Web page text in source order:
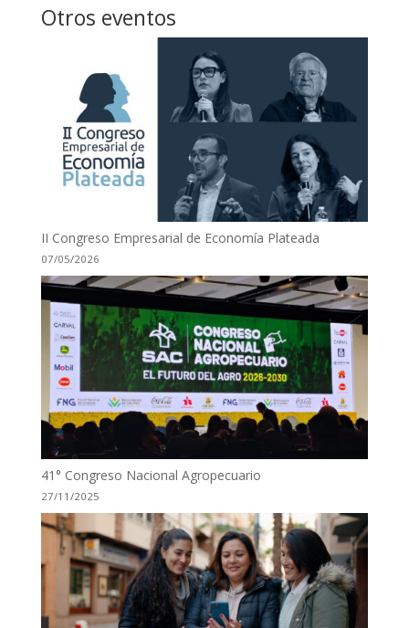
Otros eventos
II Congreso Empresarial de Economía Plateada
07/05/2026
41° Congreso Nacional Agropecuario
27/11/2025